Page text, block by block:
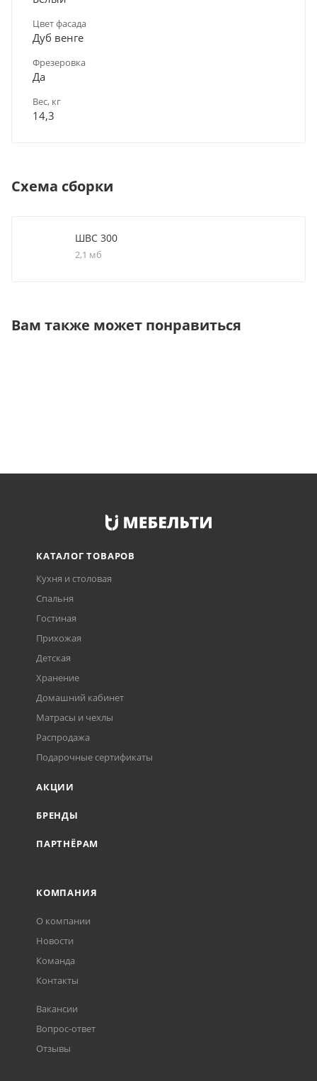
Цвет фасада
Дуб венге
Фрезеровка
Да
Вес, кг
14,3
Схема сборки
ШВС 300
2,1 мб
Вам также может понравиться
КАТАЛОГ ТОВАРОВ
Кухня и столовая
Спальня
Гостиная
Прихожая
Детская
Хранение
Домашний кабинет
Матрасы и чехлы
Распродажа
Подарочные сертификаты
АКЦИИ
БРЕНДЫ
ПАРТНЁРАМ
КОМПАНИЯ
О компании
Новости
Команда
Контакты
Вакансии
Вопрос-ответ
Отзывы